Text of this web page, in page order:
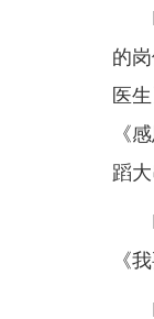
的
医
《
蹈
《